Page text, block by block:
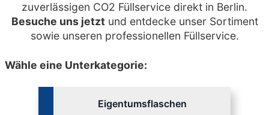
zuverlässigen CO2 Füllservice direkt in Berlin.
Besuche uns jetztund entdecke unser Sortiment
sowie unseren professionellen Füllservice.
Wähle eine Unterkategorie:
Eigentumsflaschen